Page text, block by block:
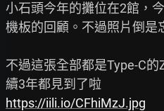
小石頭今年的攤位在2館，
機板的回顧。不過照片倒是
不過這張全部都是Type-C的
https://iili.io/CFhiMzJ.jpg